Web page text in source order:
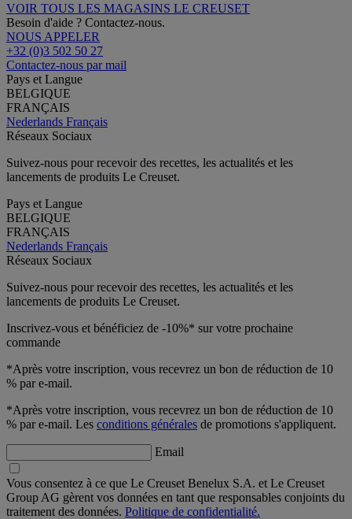
VOIR TOUS LES MAGASINS LE CREUSET
Besoin d'aide ? Contactez-nous.
NOUS APPELER
+32 (0)3 502 50 27
Contactez-nous par mail
Pays et Langue
BELGIQUE
FRANÇAIS
Nederlands Français
Réseaux Sociaux
Suivez-nous pour recevoir des recettes, les actualités et les
lancements de produits Le Creuset.
Pays et Langue
BELGIQUE
FRANÇAIS
Nederlands Français
Réseaux Sociaux
Suivez-nous pour recevoir des recettes, les actualités et les
lancements de produits Le Creuset.
Inscrivez-vous et bénéficiez de -10%* sur votre prochaine
commande
*Après votre inscription, vous recevrez un bon de réduction de 10
% par e-mail.
*Après votre inscription, vous recevrez un bon de réduction de 10
% par e-mail. Les conditions générales de promotions s'appliquent.
Email
Vous consentez à ce que Le Creuset Benelux S.A. et Le Creuset
Group AG gèrent vos données en tant que responsables conjoints du
traitement des données. Politique de confidentialité.